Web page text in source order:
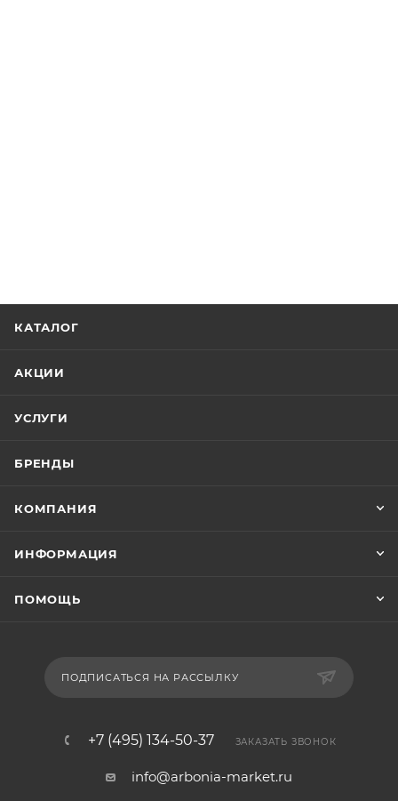
КАТАЛОГ
АКЦИИ
УСЛУГИ
БРЕНДЫ
КОМПАНИЯ
ИНФОРМАЦИЯ
ПОМОЩЬ
ПОДПИСАТЬСЯ НА РАССЫЛКУ
+7 (495) 134-50-37 ЗАКАЗАТЬ ЗВОНОК
info@arbonia-market.ru